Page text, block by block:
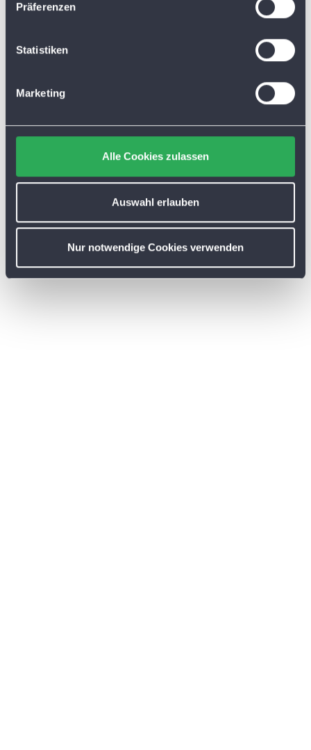
Präferenzen
Statistiken
Marketing
Alle Cookies zulassen
Auswahl erlauben
Nur notwendige Cookies verwenden